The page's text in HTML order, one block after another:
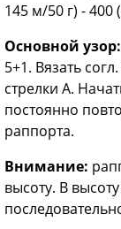
145 м/50 г) -
Основной узор:
5+1. Вязать
стрелки А.
постоянно
раппорта.
Внимание:
высоту. В